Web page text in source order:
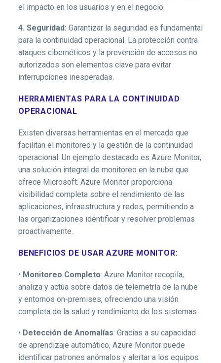
el impacto en los usuarios y en el negocio.
4. Seguridad: Garantizar la seguridad es fundamental
para la continuidad operacional. La protección contra
ataques cibernéticos y la prevención de accesos no
autorizados son elementos clave para evitar
interrupciones inesperadas.
HERRAMIENTAS PARA LA CONTINUIDAD
OPERACIONAL
Existen diversas herramientas en el mercado que
facilitan el monitoreo y la gestión de la continuidad
operacional. Un ejemplo destacado es Azure Monitor,
una solución integral de monitoreo en la nube que
ofrece Microsoft. Azure Monitor proporciona
visibilidad completa sobre el rendimiento de las
aplicaciones, infraestructura y redes, permitiendo a
las organizaciones identificar y resolver problemas
proactivamente.
BENEFICIOS DE USAR AZURE MONITOR:
• Monitoreo Completo: Azure Monitor recopila,
analiza y actúa sobre datos de telemetría de la nube
y entornos on-premises, ofreciendo una visión
completa de la salud y rendimiento de los sistemas.
• Detección de Anomalías: Gracias a su capacidad
de aprendizaje automático, Azure Monitor puede
identificar patrones anómalos y alertar a los equipos